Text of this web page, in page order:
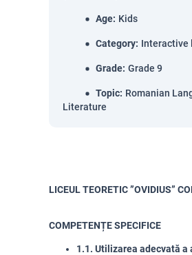
Age: Kids
Category: Interactive
Grade: Grade 9
Topic: Romanian
Literature
LICEUL TEORETIC ”OVIDIUS”
COMPETENȚE SPECIFICE
1.1. Utilizarea adecvată